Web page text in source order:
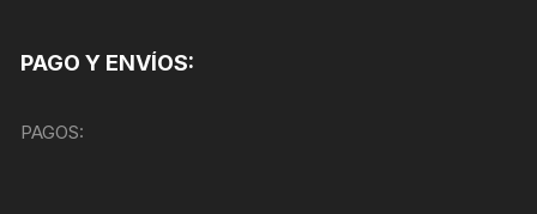
PAGO Y ENVÍOS:
PAGOS: